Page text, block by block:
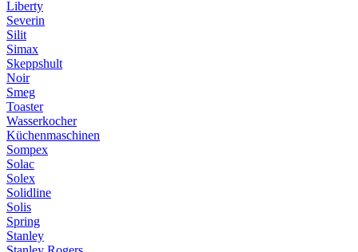
Liberty
Severin
Silit
Simax
Skeppshult
Noir
Smeg
Toaster
Wasserkocher
Küchenmaschinen
Sompex
Solac
Solex
Solidline
Solis
Spring
Stanley